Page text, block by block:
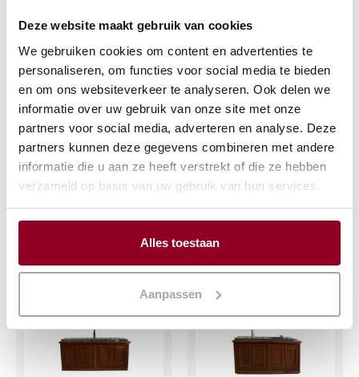
Deze website maakt gebruik van cookies
We gebruiken cookies om content en advertenties te
personaliseren, om functies voor social media te bieden
en om ons websiteverkeer te analyseren. Ook delen we
informatie over uw gebruik van onze site met onze
partners voor social media, adverteren en analyse. Deze
partners kunnen deze gegevens combineren met andere
informatie die u aan ze heeft verstrekt of die ze hebben
verzameld op basis van uw gebruik van hun services.
Alles toestaan
Aanpassen
Tapcarroussel met
koelcel
€853,50
(excl. btw)
IN WINKELWAGEN
Meer info
Bar bruin 250 cm.
inclusief
spiegelwand
€410,95
(excl. btw)
IN WINKELWAGEN
Meer info